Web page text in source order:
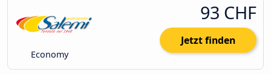
Economy
93 CHF
Jetzt finden